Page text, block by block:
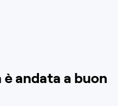
andata a buon